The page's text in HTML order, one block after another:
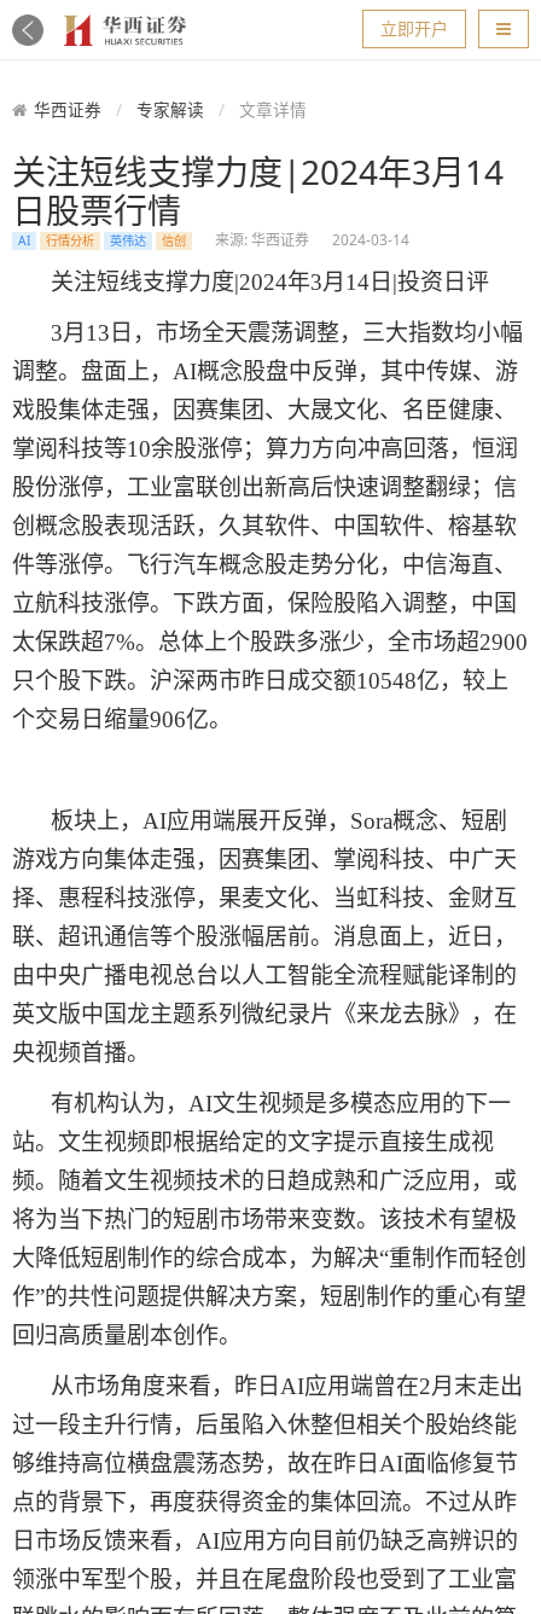
导航
立即开户
华西证券 专家解读 文章详情
关注短线支撑力度|2024年3月14
日股票行情
AI 行情分析 英伟达 信创 来源: 华西证券 2024-03-14
关注短线支撑力度|2024年3月 14日 |投资日评
3月 13 日，市场全天震荡调整，三大指数均小幅
调整。盘面上， AI概念股盘中反弹，其中传媒、游
戏股集体走强，因赛集团、大晟文化、名臣健康、
掌阅科技等10余股涨停；算力方向冲高回落，恒润
股份涨停，工业富联创出新高后快速调整翻绿；信
创概念股表现活跃，久其软件、中国软件、榕基软
件等涨停。飞行汽车概念股走势分化，中信海直、
立航科技涨停。下跌方面，保险股陷入调整，中国
太保跌超7%。总体上个股跌多涨少，全市场超2900
只个股下跌。沪深两市昨日 成交额10548亿，较上
个交易日缩量906亿。
板块上， AI应用端展开反弹，Sora概念、短剧
游戏方向集体走强，因赛集团、掌阅科技、中广天
择、惠程科技涨停，果麦文化、当虹科技、金财互
联、超讯通信等个股涨幅居前。消息面上，近日，
由中央广播电视总台以人工智能全流程赋能译制的
英文版中国龙主题系列微纪录片《来龙去脉》，在
央视频首播。
有机构认为， AI文生视频是多模态应用的下一
站。文生视频即根据给定的文字提示直接生成视
频。随着文生视频技术的日趋成熟和广泛应用，或
将为当下热门的短剧市场带来变数。该技术有望极
大降低短剧制作的综合成本，为解决“重制作而轻创
作”的共性问题提供解决方案，短剧制作的重心有望
回归高质量剧本创作。
从市场角度来看， 昨日 AI应用端曾在2月末走出
过一段主升行情，后虽陷入休整但相关个股始终能
够维持高位横盘震荡态势，故在昨日 AI面临修复节
点的背景下，再度获得资金的集体回流。不过从昨
日 市场反馈来看， AI应用方向目前仍缺乏高辨识的
领涨中军型个股，并且在尾盘阶段也受到了工业富